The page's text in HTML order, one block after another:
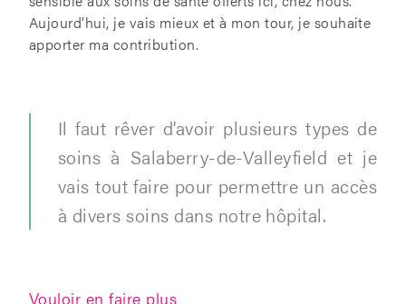
Aujourd’hui, je vais mieux et à mon tour, je souhaite
apporter ma contribution.
Il faut rêver d’avoir plusieurs types de
soins à Salaberry-de-Valleyfield et je
vais tout faire pour permettre un accès
à divers soins dans notre hôpital.
Vouloir en faire plus